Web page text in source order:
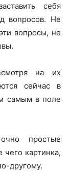
себя
вопросов. Не
вопросы, не
на их
сейчас в
самым в поле
простые
картинка,
другому.